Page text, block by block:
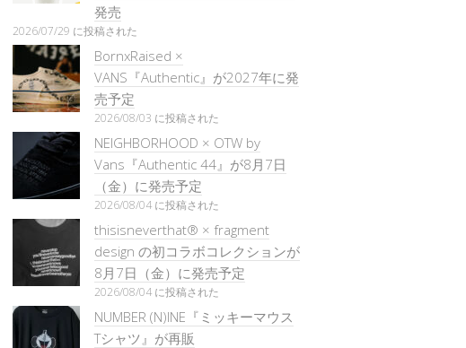
発売
2026/07/29 に投稿された
BornxRaised ×
VANS『Authentic』が2027年に発
売予定
2026/08/03 に投稿された
NEIGHBORHOOD × OTW by
Vans『Authentic 44』が8月7日
（金）に発売予定
2026/08/04 に投稿された
thisisneverthat® × fragment
design の初コラボコレクションが
8月7日（金）に発売予定
2026/08/04 に投稿された
NUMBER (N)INE『ミッキーマウス
Tシャツ』が再販